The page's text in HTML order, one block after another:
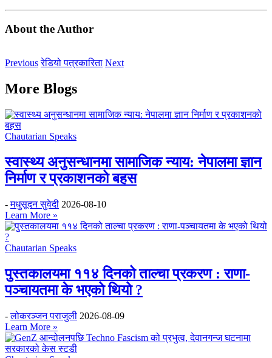
About the Author
Previous रेडियो पत्रकारिता Next
More Blogs
Chautarian Speaks
स्वास्थ्य अनुसन्धानमा सामाजिक न्याय: नेपालमा ज्ञान
निर्माण र प्रकाशनको बहस
-मधुसूदन सुवेदी 2026-08-10
Learn More »
Chautarian Speaks
पुस्तकालयमा ११४ दिनको ताल्चा प्रकरण : राणा-
पञ्चायतमा के भएको थियो ?
-लोकरञ्‍जन पराजुली 2026-08-09
Learn More »